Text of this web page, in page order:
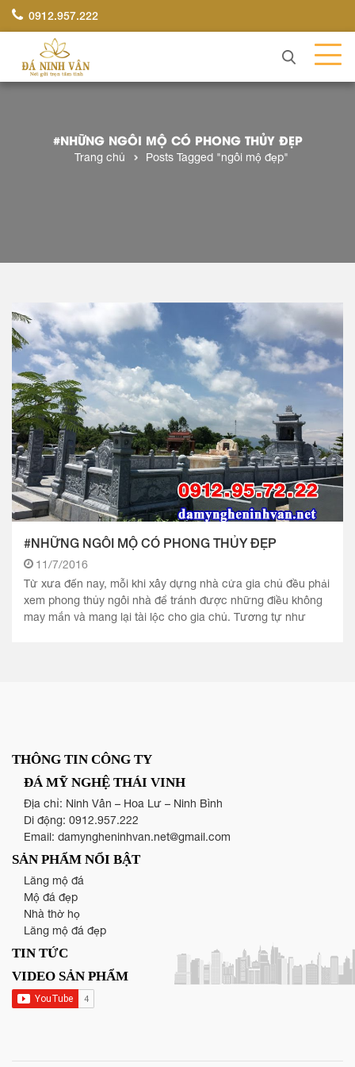
0912.957.222
#NHỮNG NGÔI MỘ CÓ PHONG THỦY ĐẸP
Trang chủ Posts Tagged "ngôi mộ đẹp"
#NHỮNG NGÔI MỘ CÓ PHONG THỦY ĐẸP
11/7/2016
Từ xưa đến nay, mỗi khi xây dựng nhà cửa gia chủ đều phải
xem phong thủy ngôi nhà để tránh được những điều không
may mắn và mang lại tài lộc cho gia chủ. Tương tự như
THÔNG TIN CÔNG TY
ĐÁ MỸ NGHỆ THÁI VINH
Địa chỉ: Ninh Vân – Hoa Lư – Ninh Bình
Di động: 0912.957.222
Email: damyngheninhvan.net@gmail.com
SẢN PHẨM NỔI BẬT
Lăng mộ đá
Mộ đá đẹp
Nhà thờ họ
Lăng mộ đá đẹp
TIN TỨC
VIDEO SẢN PHẨM